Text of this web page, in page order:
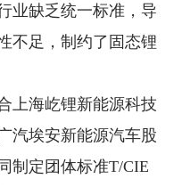
业缺乏统一标准，导
不足，制约了固态锂
上海屹锂新能源科技
汽埃安新能源汽车股
制定团体标准T/CIE